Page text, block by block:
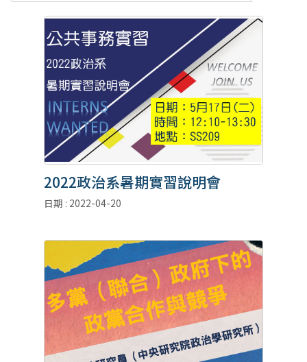
2022政治系暑期實習說明會
日期 : 2022-04-20